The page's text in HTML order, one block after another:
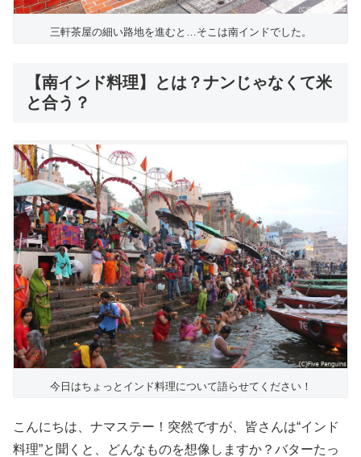
三軒茶屋の細い路地を進むと…そこは南インドでした。
【南インド料理】とは？ナンじゃなくて米
と合う？
今日はちょっとインド料理について語らせてください！
こんにちは、ナマステー！突然ですが、皆さんは“インド
料理”と聞くと、どんなものを想像しますか？バターたっ